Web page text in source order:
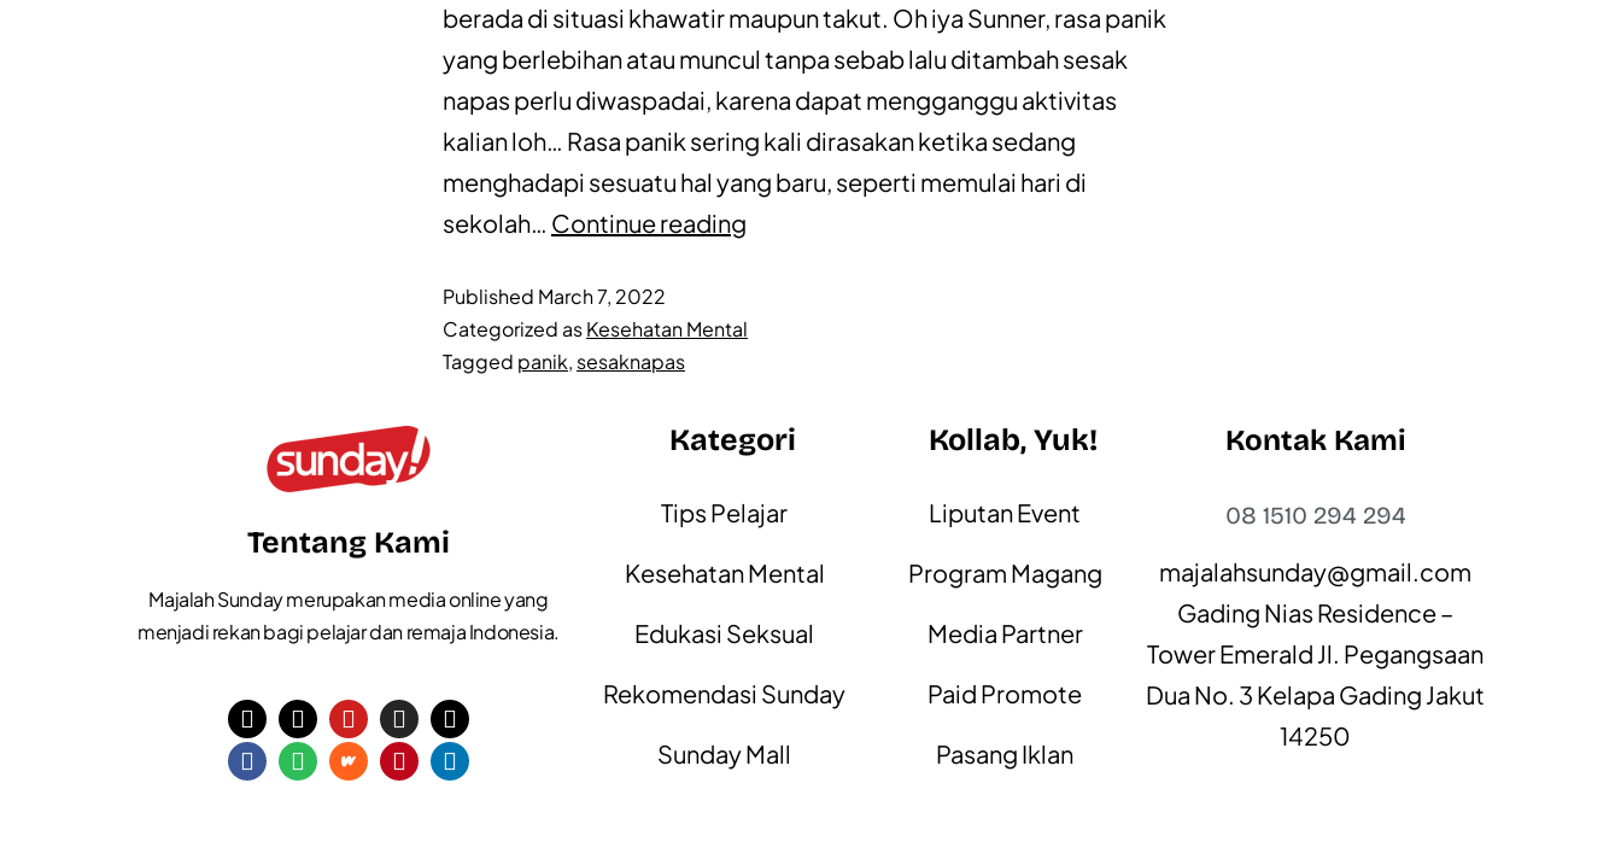
berada di situasi khawatir maupun takut. Oh iya Sunner, rasa panik
yang berlebihan atau muncul tanpa sebab lalu ditambah sesak
napas perlu diwaspadai, karena dapat mengganggu aktivitas
kalian loh… Rasa panik sering kali dirasakan ketika sedang
menghadapi sesuatu hal yang baru, seperti memulai hari di
sekolah… Continue reading
Published March 7, 2022
Categorized asKesehatan Mental
Tagged panik, sesaknapas
Tentang Kami
Majalah Sunday merupakan media online yang
menjadi rekan bagi pelajar dan remaja Indonesia.
Kategori
Tips Pelajar
Kesehatan Mental
Edukasi Seksual
Rekomendasi Sunday
Sunday Mall
Kollab, Yuk!
Liputan Event
Program Magang
Media Partner
Paid Promote
Pasang Iklan
Kontak Kami
08 1510 294 294
majalahsunday@gmail.com
Gading Nias Residence –
Tower Emerald Jl. Pegangsaan
Dua No. 3 Kelapa Gading Jakut
14250